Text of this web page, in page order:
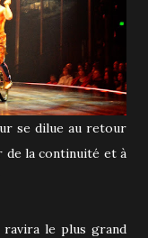
se dilue au retour
de la continuité et à
ravira le plus grand